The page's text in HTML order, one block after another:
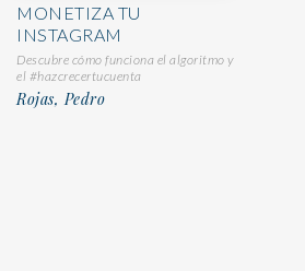
MONETIZA TU
INSTAGRAM
Descubre cómo funciona el algoritmo y
el #hazcrecertucuenta
Rojas, Pedro